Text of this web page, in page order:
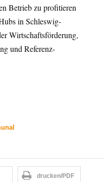
Betrieb zu profitieren
in Schleswig-
Wirtschaftsförderung,
und Referenz-
drucken/PDF